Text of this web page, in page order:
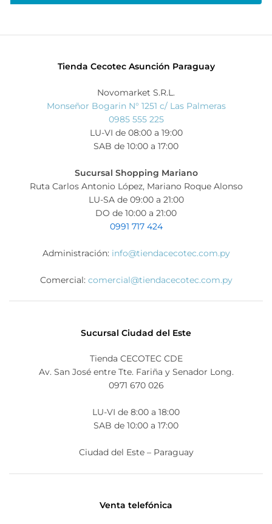
Tienda Cecotec Asunción Paraguay
Novomarket S.R.L.
Monseñor Bogarin N° 1251 c/ Las Palmeras
0985 555 225
LU-VI de 08:00 a 19:00
SAB de 10:00 a 17:00
Sucursal Shopping Mariano
Ruta Carlos Antonio López, Mariano Roque Alonso
LU-SA de 09:00 a 21:00
DO de 10:00 a 21:00
0991 717 424
Administración: info@tiendacecotec.com.py
Comercial: comercial@tiendacecotec.com.py
Sucursal Ciudad del Este
Tienda CECOTEC CDE
Av. San José entre Tte. Fariña y Senador Long.
0971 670 026
LU-VI de 8:00 a 18:00
SAB de 10:00 a 17:00
Ciudad del Este – Paraguay
Venta telefónica